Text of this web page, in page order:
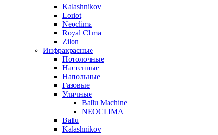
Kalashnikov
Loriot
Neoclima
Royal Clima
Zilon
Инфракрасные
Потолочные
Настенные
Напольные
Газовые
Уличные
Ballu Machine
NEOCLIMA
Ballu
Kalashnikov